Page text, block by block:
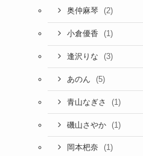
奥仲麻琴 (2)
小倉優香 (1)
逢沢りな (3)
あのん (5)
青山なぎさ (1)
磯山さやか (1)
岡本杷奈 (1)